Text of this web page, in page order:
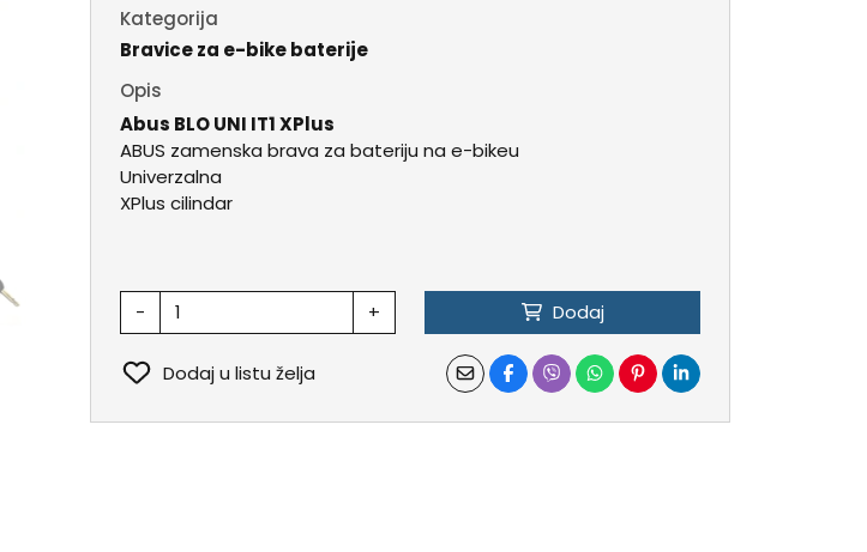
Kategorija
Bravice za e-bike baterije
Opis
Abus BLO UNI IT1 XPlus
ABUS zamenska brava za bateriju na e-bikeu
Univerzalna
XPlus cilindar
- + Dodaj
Dodaj u listu želja